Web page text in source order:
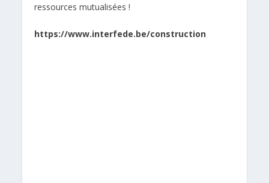
ressources mutualisées !
https://www.interfede.be/construction